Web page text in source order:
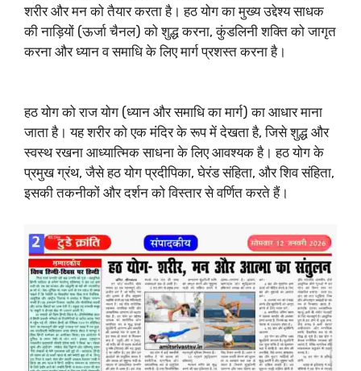
शरीर और मन को तैयार करता है। हठ योग का मुख्य उद्देश्य साधक
की नाड़ियों (ऊर्जा चैनल) को शुद्ध करना, कुंडलिनी शक्ति को जागृत
करना और ध्यान व समाधि के लिए मार्ग प्रशस्त करना है।
हठ योग को राज योग (ध्यान और समाधि का मार्ग) का आधार माना
जाता है। यह शरीर को एक मंदिर के रूप में देखता है, जिसे शुद्ध और
स्वस्थ रखना आध्यात्मिक साधना के लिए आवश्यक है। हठ योग के
प्रमुख ग्रंथ, जैसे हठ योग प्रदीपिका, घेरंड संहिता, और शिव संहिता,
इसकी तकनीकों और दर्शन को विस्तार से वर्णित करते हैं।